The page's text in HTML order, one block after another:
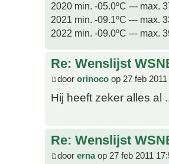
2020 min. -05.0ºC --- max.
2021 min. -09.1ºC --- max.
2022 min. -09.0ºC --- max.
Re: Wenslijst
door orinoco op 27 feb
Hij heeft zeker alles al
Re: Wenslijst
door ernaop 27 feb 2011